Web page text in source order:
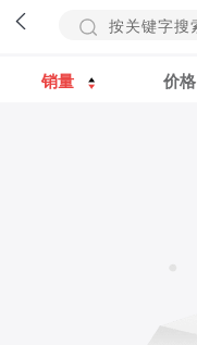
销量 价格